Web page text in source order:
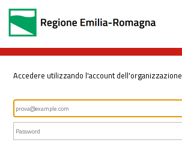
Accedere utilizzando l'account dell'organizzazione